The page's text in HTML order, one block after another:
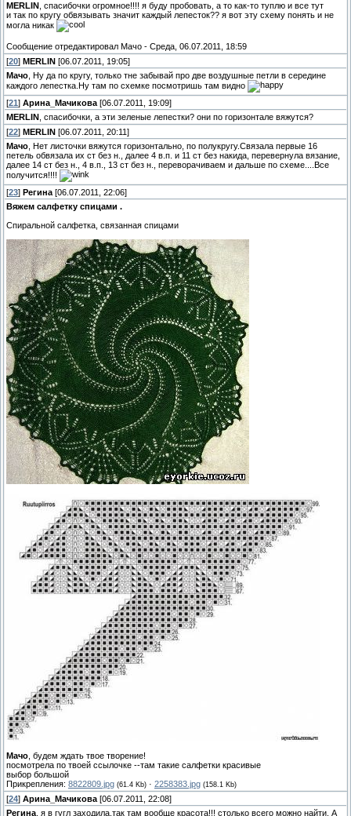
MERLIN
, спасибочки огромное!!!! я буду пробовать, а то как-то туплю и все тут
и так по кругу обвязывать значит каждый лепесток?? я вот эту схему понять и не
могла никак
Сообщение отредактировал Мачо - Среда, 06.07.2011, 18:59
[20] MERLIN [06.07.2011, 19:05]
Мачо , Ну да по кругу, только тне забывай про две воздушные петли в середине
каждого лепестка.Ну там по схемке посмотришь там видно
[21 ] Арина_Мачикова [06.07.2011, 19:09]
MERLIN
, спасибочки, а эти зеленые лепестки? они по горизонтале вяжутся?
[22] MERLIN [06.07.2011, 20:11]
Мачо , Нет листочки вяжутся горизонтально, по полукругу.Связала первые 16
петель обвязала их ст без н., далее 4 в.п. и 11 ст без накида, перевернула вязание,
далее 14 ст без н., 4 в.п., 13 ст без н., переворачиваем и дальше по схеме....Все
получится!!!!
[23] Регина [06.07.2011, 22:06]
Вяжем салфетку спицами .
Спиральной салфетка, связанная спицами
Мачо , будем ждать твое творение!
посмотрела по твоей ссылочке --там такие салфетки красивые
выбор большой
Прикрепления: 8822809.jpg (61.4 Kb) · 2258383.jpg (158.1 Kb)
[24] Арина_Мачикова [06.07.2011, 22:08]
Регина , я в гугл заходила,так там вообще красота!!! столько всего можно найти. А